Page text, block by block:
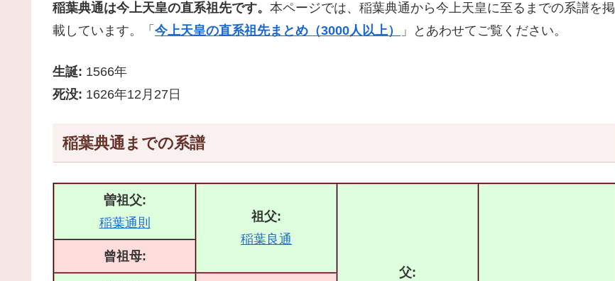
稲葉典通は今上天皇の直系祖先です。 本ページでは、稲葉典通から今上天皇に至るまでの系譜を掲
載しています。「 今上天皇の直系祖先まとめ（3000人以上） 」とあわせてご覧ください。
生誕: 1566年
死没: 1626年12月27日
稲葉典通までの系譜
曽祖父:
稲葉通則
祖父:
稲葉良通
父:
曾祖母: